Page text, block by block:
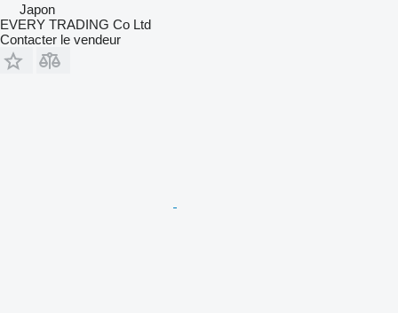
Japon
EVERY TRADING Co Ltd
Contacter le vendeur